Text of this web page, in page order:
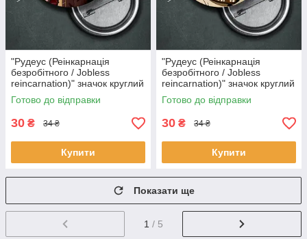
"Рудеус (Реінкарнація
безробітного / Jobless
reincarnation)" значок круглий
на булавці Ø32 мм
Готово до відправки
30 ₴ 34 ₴
Купити
"Рудеус (Реінкарнація
безробітного / Jobless
reincarnation)" значок круглий
на булавці Ø32 мм
Готово до відправки
30 ₴ 34 ₴
Купити
Показати ще
1 / 5